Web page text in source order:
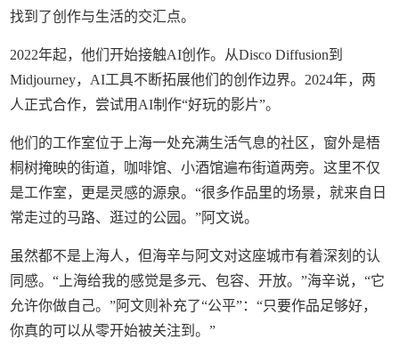
找到了创作与生活的交汇点。
2022年起，他们开始接触AI创作。从Disco Diffusion到
Midjourney，AI工具不断拓展他们的创作边界。2024年，两
人正式合作，尝试用AI制作“好玩的影片”。
他们的工作室位于上海一处充满生活气息的社区，窗外是梧
桐树掩映的街道，咖啡馆、小酒馆遍布街道两旁。这里不仅
是工作室，更是灵感的源泉。“很多作品里的场景，就来自日
常走过的马路、逛过的公园。”阿文说。
虽然都不是上海人，但海辛与阿文对这座城市有着深刻的认
同感。“上海给我的感觉是多元、包容、开放。”海辛说，“它
允许你做自己。”阿文则补充了“公平”：“只要作品足够好，
你真的可以从零开始被关注到。”